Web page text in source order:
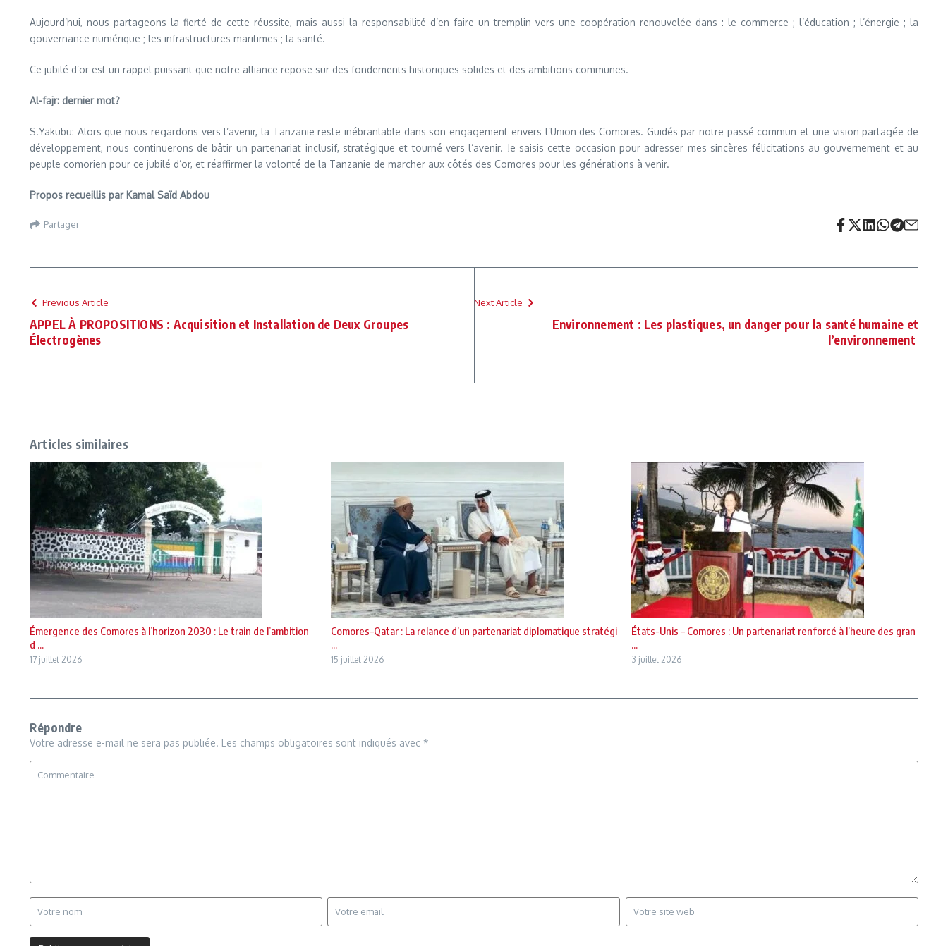
Aujourd’hui, nous partageons la fierté de cette réussite, mais aussi la responsabilité d’en faire un tremplin vers une coopération renouvelée dans : le commerce ; l’éducation ; l’énergie ; la
gouvernance numérique ; les infrastructures maritimes ; la santé.
Ce jubilé d’or est un rappel puissant que notre alliance repose sur des fondements historiques solides et des ambitions communes.
Al-fajr: dernier mot?
S.Yakubu: Alors que nous regardons vers l’avenir, la Tanzanie reste inébranlable dans son engagement envers l’Union des Comores. Guidés par notre passé commun et une vision partagée de
développement, nous continuerons de bâtir un partenariat inclusif, stratégique et tourné vers l’avenir. Je saisis cette occasion pour adresser mes sincères félicitations au gouvernement et au
peuple comorien pour ce jubilé d’or, et réaffirmer la volonté de la Tanzanie de marcher aux côtés des Comores pour les générations à venir.
Propos recueillis par Kamal Saïd Abdou
Partager
Previous Article
APPEL À PROPOSITIONS : Acquisition et Installation de Deux Groupes
Électrogènes
Next Article
Environnement : Les plastiques, un danger pour la santé humaine et
l’environnement
Articles similaires
Émergence des Comores à l’horizon 2030 : Le train de l’ambition
d ...
17 juillet 2026
Comores–Qatar : La relance d’un partenariat diplomatique stratégi
...
15 juillet 2026
États-Unis – Comores : Un partenariat renforcé à l’heure des gran
...
3 juillet 2026
Répondre
Votre adresse e-mail ne sera pas publiée. Les champs obligatoires sont indiqués avec *